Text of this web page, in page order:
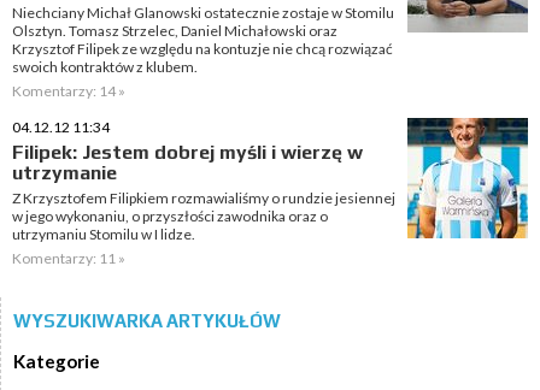
Niechciany Michał Glanowski ostatecznie zostaje w Stomilu
Olsztyn. Tomasz Strzelec, Daniel Michałowski oraz
Krzysztof Filipek ze względu na kontuzje nie chcą rozwiązać
swoich kontraktów z klubem.
Komentarzy: 14 »
04.12.12 11:34
Filipek: Jestem dobrej myśli i wierzę w
utrzymanie
Z Krzysztofem Filipkiem rozmawialiśmy o rundzie jesiennej
w jego wykonaniu, o przyszłości zawodnika oraz o
utrzymaniu Stomilu w I lidze.
Komentarzy: 11 »
WYSZUKIWARKA ARTYKUŁÓW
Kategorie